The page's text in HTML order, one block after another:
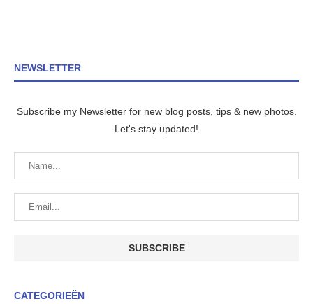
NEWSLETTER
Subscribe my Newsletter for new blog posts, tips & new photos.
Let's stay updated!
CATEGORIEËN